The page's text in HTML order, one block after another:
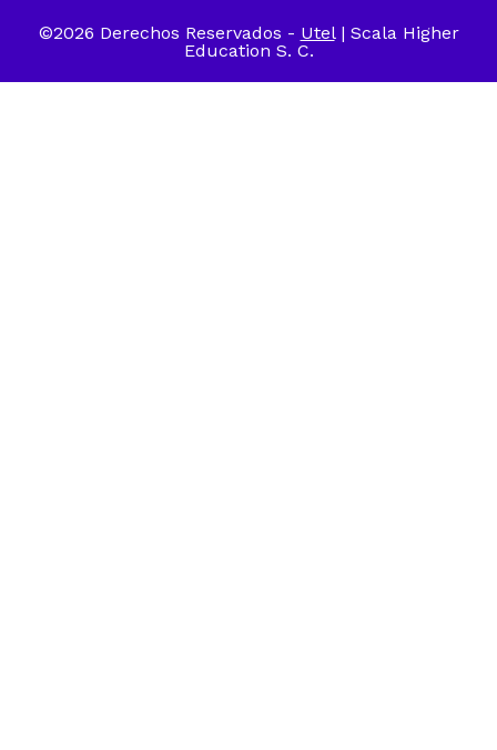
©2026 Derechos Reservados - Utel| Scala Higher
Education S. C.